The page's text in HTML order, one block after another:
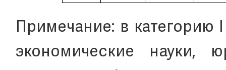
Примечание: в категорию
экономические науки,